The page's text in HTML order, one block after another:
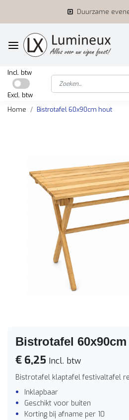
Duurzame
Incl. btw
Excl. btw
Home
Bistrotafel 60x90cm hout
Bistrotafel
€ 6,25 Incl. btw
Bistrotafel klaptafel festivaltafel
Inklapbaar
Geschikt voor buiten
Korting bij afname per 10